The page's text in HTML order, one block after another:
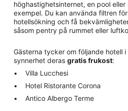
höghastighetsinternet, en pool
exempel. Du kan använda filtren
hotellsökning och få
såsom pentry på rummet eller
Gästerna tycker om följande hotell
synnerhet deras gratis frukost:
Villa Lucchesi
Hotel Ristorante Corona
Antico Albergo Terme